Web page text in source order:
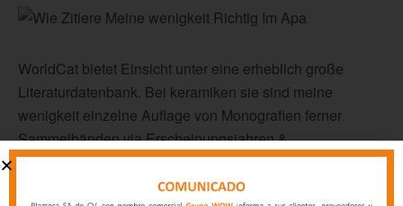
WorldCat bietet Einsicht unter eine erheblich große
Literaturdatenbank. Bei keramiken sie sind meine
wenigkeit einzelne Auflage von Monografien ferner
Sammelbänden via Erscheinungsjahren &
bibliografischen Aussagen geführt. Daneben Büchern sie
sind hierbei nebensächlich Aufsätze leer renommierten